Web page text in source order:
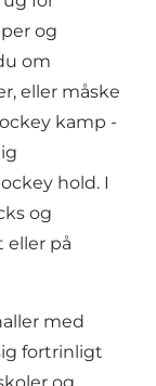
og
om
eller måske
kamp -
hold. I
og
eller på
med
fortrinligt